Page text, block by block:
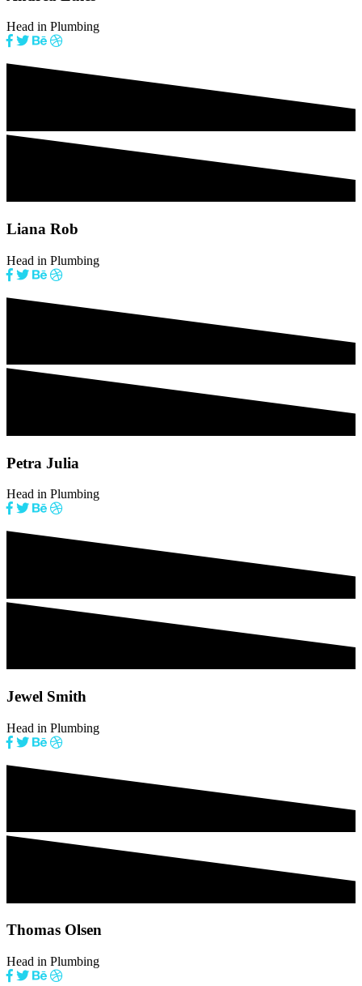
Head in Plumbing
Liana Rob
Head in Plumbing
Petra Julia
Head in Plumbing
Jewel Smith
Head in Plumbing
Thomas Olsen
Head in Plumbing